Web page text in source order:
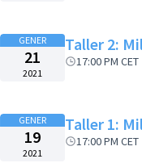
GENER
21
2021
Taller 2:
17:00 PM CET
GENER
19
2021
Taller 1:
17:00 PM CET